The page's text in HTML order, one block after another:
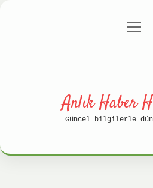
Anlık Haber
Güncel bilgilerle